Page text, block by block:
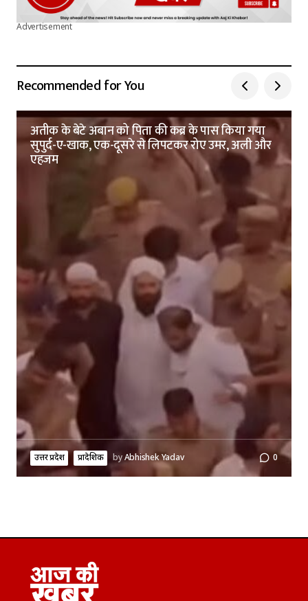
Advertisement
Recommended for You
अतीक के बेटे अबान को पिता की कब्र के पास किया गया
सुपुर्द-ए-खाक, एक-दूसरे से लिपटकर रोए उमर, अली और
एहजम
उत्तर प्रदेश प्रादेशिक byAbhishek Yadav 0